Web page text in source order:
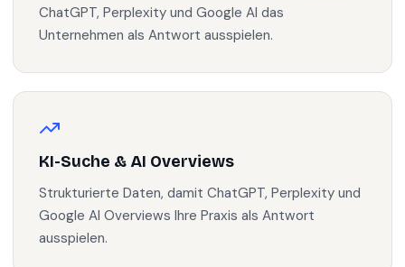
ChatGPT, Perplexity und Google AI das
Unternehmen als Antwort ausspielen.
KI-Suche & AI Overviews
Strukturierte Daten, damit ChatGPT, Perplexity und
Google AI Overviews Ihre Praxis als Antwort
ausspielen.